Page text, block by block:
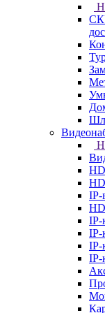
IP-
IP-
IP-
IP-
IP-